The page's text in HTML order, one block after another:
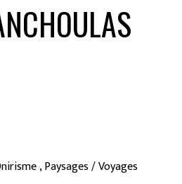
, Paysages / Voyages